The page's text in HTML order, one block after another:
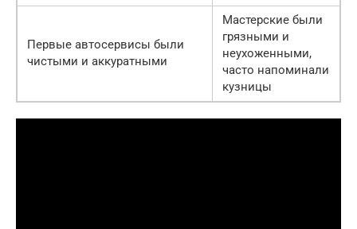
Первые автосервисы были
чистыми и аккуратными
Мастерские были
грязными и
неухоженными,
часто напоминали
кузницы